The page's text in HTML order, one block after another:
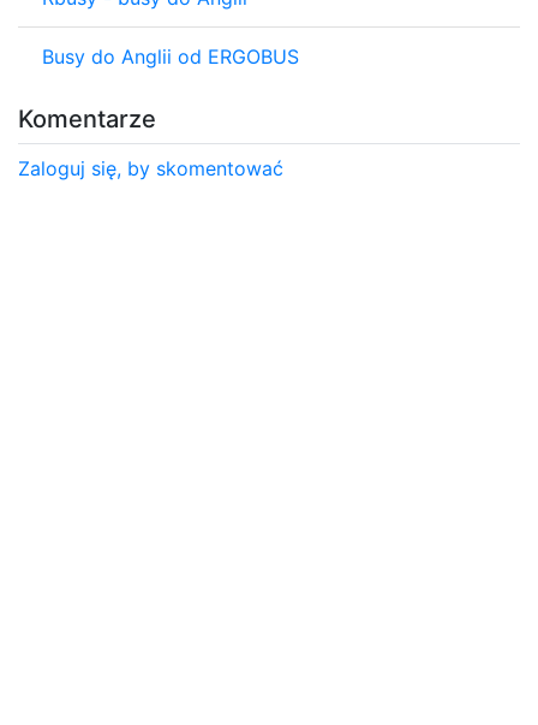
Busy do Anglii od ERGOBUS
Komentarze
Zaloguj się, by skomentować